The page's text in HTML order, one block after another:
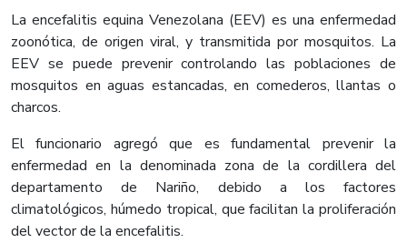
La encefalitis equina Venezolana (EEV) es una enfermedad
zoonótica, de origen viral, y transmitida por mosquitos. La
EEV se puede prevenir controlando las poblaciones de
mosquitos en aguas estancadas, en comederos, llantas o
charcos.
El funcionario agregó que es fundamental prevenir la
enfermedad en la denominada zona de la cordillera del
departamento de Nariño, debido a los factores
climatológicos, húmedo tropical, que facilitan la proliferación
del vector de la encefalitis.